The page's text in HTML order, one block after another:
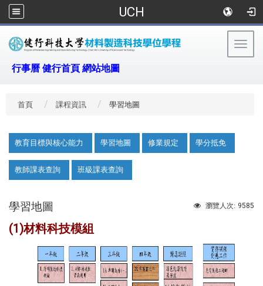
UCH
行事曆 健行首頁 網站地圖
首頁 課程資訊 學習地圖
教育目標與核心能力 學習地圖 修業規定 學分抵免
教師課表查詢 班級課表查詢
瀏覽人次: 9585
學習地圖
(1)材料科技模組